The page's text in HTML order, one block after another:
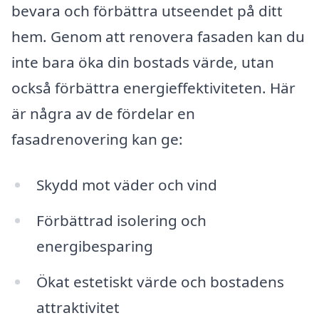
bevara och förbättra utseendet på ditt
hem. Genom att renovera fasaden kan du
inte bara öka din bostads värde, utan
också förbättra energieffektiviteten. Här
är några av de fördelar en
fasadrenovering kan ge:
Skydd mot väder och vind
Förbättrad isolering och
energibesparing
Ökat estetiskt värde och bostadens
attraktivitet